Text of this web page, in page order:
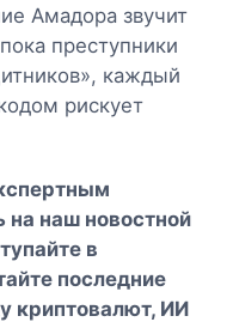
Амадора звучит
преступники
каждый
рискует
на наш новостной
в
последние
криптовалют, ИИ